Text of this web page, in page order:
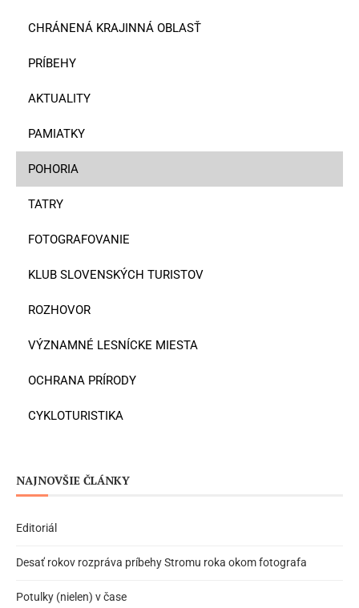
CHRÁNENÁ KRAJINNÁ OBLASŤ
PRÍBEHY
AKTUALITY
PAMIATKY
POHORIA
TATRY
FOTOGRAFOVANIE
KLUB SLOVENSKÝCH TURISTOV
ROZHOVOR
VÝZNAMNÉ LESNÍCKE MIESTA
OCHRANA PRÍRODY
CYKLOTURISTIKA
NAJNOVŠIE ČLÁNKY
Editoriál
Desať rokov rozpráva príbehy Stromu roka okom fotografa
Potulky (nielen) v čase